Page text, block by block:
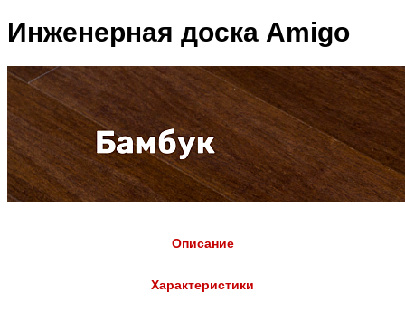
Инженерная доска Amigo
Описание
Характеристики